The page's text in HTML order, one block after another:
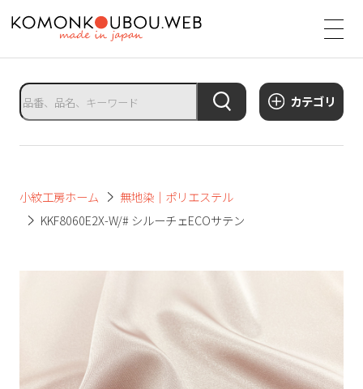
カテゴリ
小紋工房ホーム
無地染｜ポリエステル
KKF8060E2X-W/# シルーチェECOサテン
サ
イ
ト
タ
イ
ト
ニ
く